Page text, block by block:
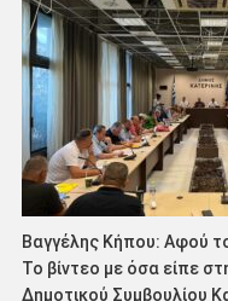
Βαγγέλης Κήπου: Αφού
Το βίντεο με όσα είπε
Δημοτικού Συμβουλίου